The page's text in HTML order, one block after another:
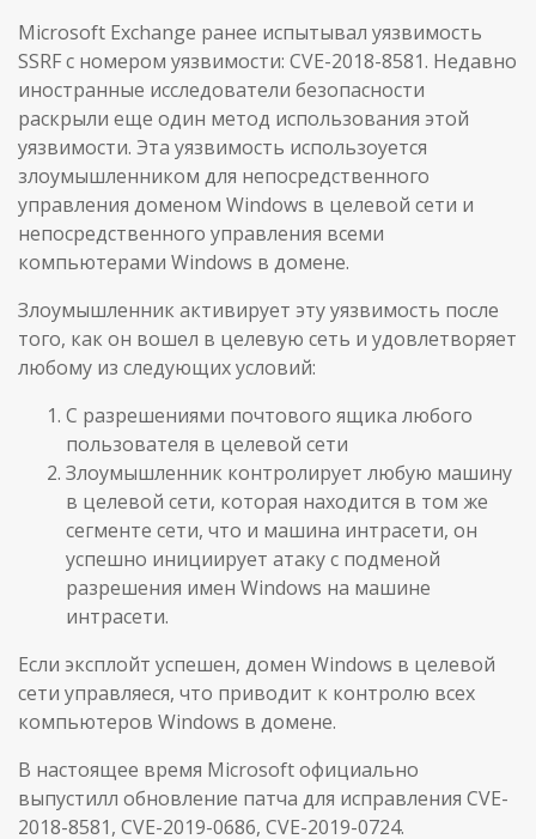
Microsoft Exchange ранее испытывал уязвимость
SSRF с номером уязвимости: CVE-2018-8581. Недавно
иностранные исследователи безопасности
раскрыли еще один метод использования этой
уязвимости. Эта уязвимость использоуется
злоумышленником для непосредственного
управления доменом Windows в целевой сети и
непосредственного управления всеми
компьютерами Windows в домене.
Злоумышленник активирует эту уязвимость после
того, как он вошел в целевую сеть и удовлетворяет
любому из следующих условий:
С разрешениями почтового ящика любого
пользователя в целевой сети
Злоумышленник контролирует любую машину
в целевой сети, которая находится в том же
сегменте сети, что и машина интрасети, он
успешно инициирует атаку с подменой
разрешения имен Windows на машине
интрасети.
Если эксплойт успешен, домен Windows в целевой
сети управляеся, что приводит к контролю всех
компьютеров Windows в домене.
В настоящее время Microsoft официально
выпустилл обновление патча для исправления CVE-
2018-8581, CVE-2019-0686, CVE-2019-0724.